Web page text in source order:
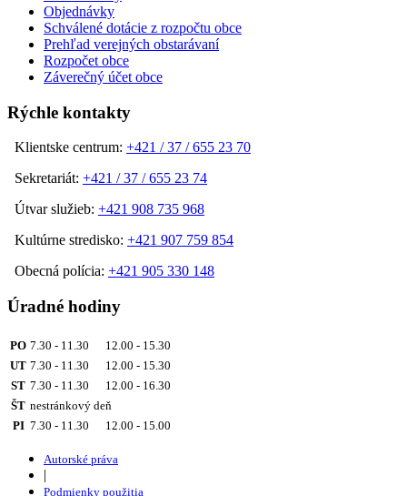
Objednávky
Schválené dotácie z rozpočtu obce
Prehľad verejných obstarávaní
Rozpočet obce
Záverečný účet obce
Rýchle kontakty
Klientske centrum: +421 / 37 / 655 23 70
Sekretariát: +421 / 37 / 655 23 74
Útvar služieb: +421 908 735 968
Kultúrne stredisko: +421 907 759 854
Obecná polícia: +421 905 330 148
Úradné hodiny
PO 7.30 - 11.30 12.00 - 15.30
UT 7.30 - 11.30 12.00 - 15.30
ST 7.30 - 11.30 12.00 - 16.30
ŠT nestránkový deň
PI 7.30 - 11.30 12.00 - 15.00
Autorské práva
|
Podmienky použitia